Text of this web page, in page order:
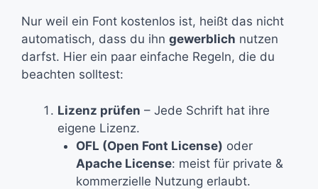
Nur weil ein Font kostenlos ist, heißt das nicht
automatisch, dass du ihn gewerblich nutzen
darfst. Hier ein paar einfache Regeln, die du
beachten solltest:
Lizenz prüfen – Jede Schrift hat ihre
eigene Lizenz.
OFL (Open Font License) oder
Apache License: meist für private &
kommerzielle Nutzung erlaubt.